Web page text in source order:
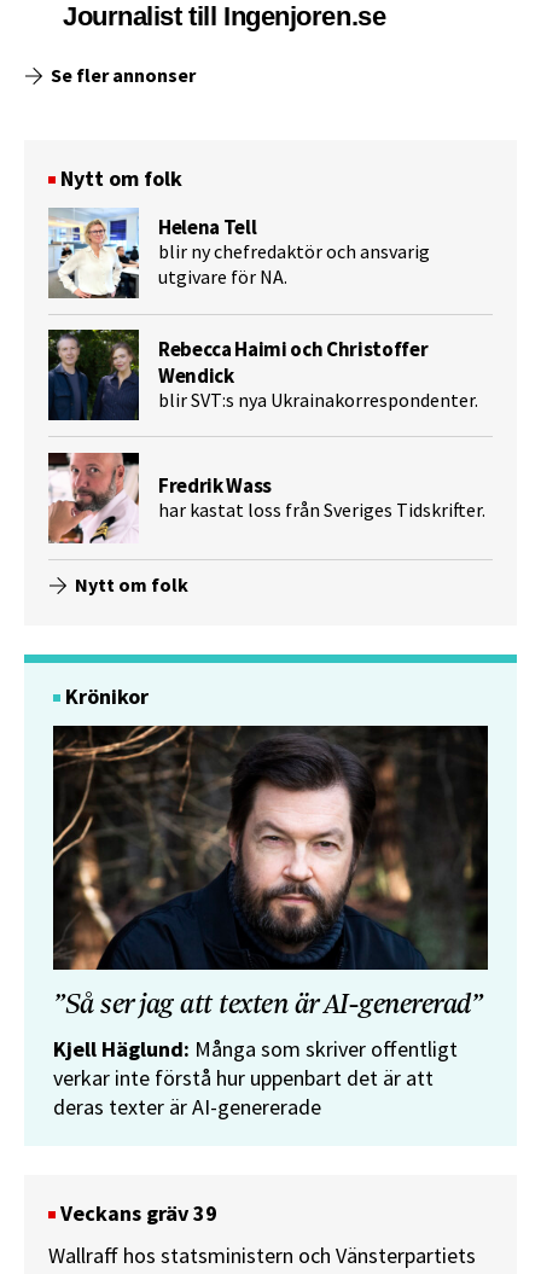
Journalist till Ingenjoren.se
Se fler annonser
Nytt om folk
Helena Tell
blir ny chefredaktör och ansvarig
utgivare för NA.
Rebecca Haimi och Christoffer
Wendick
blir SVT:s nya Ukrainakorrespondenter.
Fredrik Wass
har kastat loss från Sveriges Tidskrifter.
Nytt om folk
Krönikor
”Så ser jag att texten är AI-genererad”
Kjell Häglund: Många som skriver offentligt
verkar inte förstå hur uppenbart det är att
deras texter är AI-genererade
Veckans gräv 39
Wallraff hos statsministern och Vänsterpartiets